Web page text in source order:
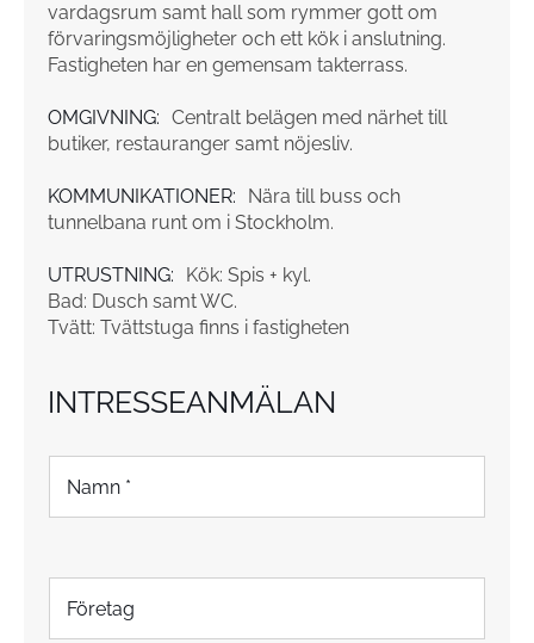
vardagsrum samt hall som rymmer gott om
förvaringsmöjligheter och ett kök i anslutning.
Fastigheten har en gemensam takterrass.
OMGIVNING: Centralt belägen med närhet till
butiker, restauranger samt nöjesliv.
KOMMUNIKATIONER:
Nära till buss och
tunnelbana runt om i Stockholm.
UTRUSTNING:
Kök: Spis + kyl.
Bad: Dusch samt WC.
Tvätt: Tvättstuga finns i fastigheten
INTRESSEANMÄLAN
m